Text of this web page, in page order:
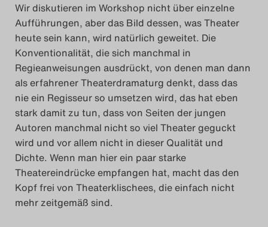
Wir diskutieren im Workshop nicht über einzelne
Aufführungen, aber das Bild dessen, was Theater
heute sein kann, wird natürlich geweitet. Die
Konventionalität, die sich manchmal in
Regieanweisungen ausdrückt, von denen man dann
als erfahrener Theaterdramaturg denkt, dass das
nie ein Regisseur so umsetzen wird, das hat eben
stark damit zu tun, dass von Seiten der jungen
Autoren manchmal nicht so viel Theater geguckt
wird und vor allem nicht in dieser Qualität und
Dichte. Wenn man hier ein paar starke
Theatereindrücke empfangen hat, macht das den
Kopf frei von Theaterklischees, die einfach nicht
mehr zeitgemäß sind.